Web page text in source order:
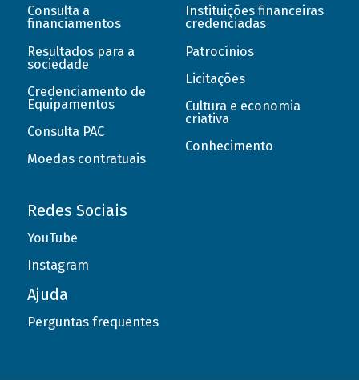
Consulta a
financiamentos
Resultados para a
sociedade
Credenciamento de
Equipamentos
Consulta PAC
Moedas contratuais
Instituições financeiras
credenciadas
Patrocínios
Licitações
Cultura e economia
criativa
Conhecimento
Redes Sociais
YouTube
Instagram
Ajuda
Perguntas frequentes